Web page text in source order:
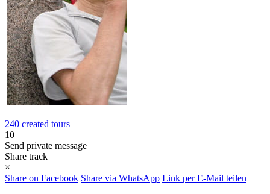
240 created tours
10
Send private message
Share track
×
Share on Facebook Share via WhatsApp Link per E-Mail teilen